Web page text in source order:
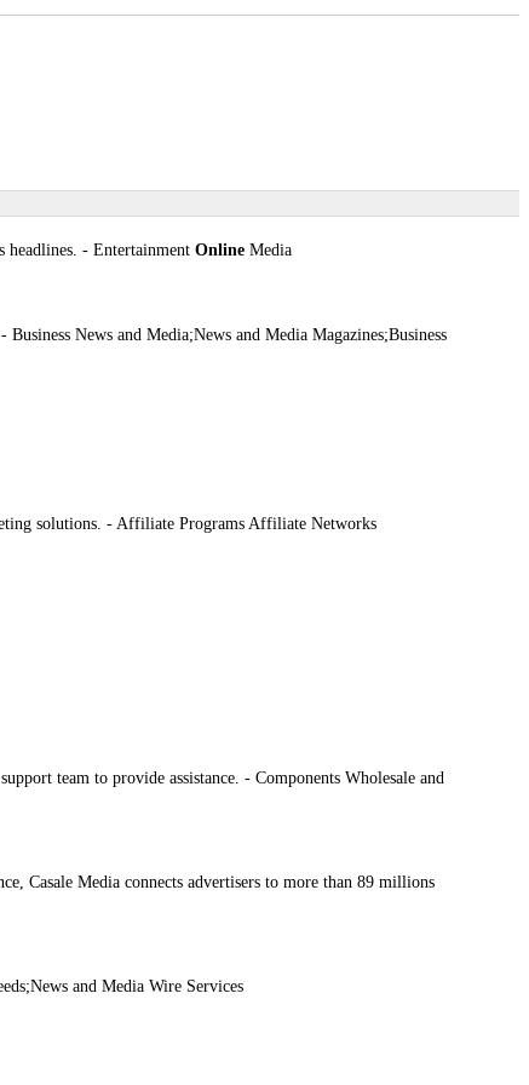
headlines. - Entertainment OnlineMedia
News and Media;News and Media Magazines;Business
solutions. - Affiliate Programs Affiliate Networks
team to provide assistance. - Components Wholesale and
Casale Media connects advertisers to more than 89 millions
and Media Wire Services